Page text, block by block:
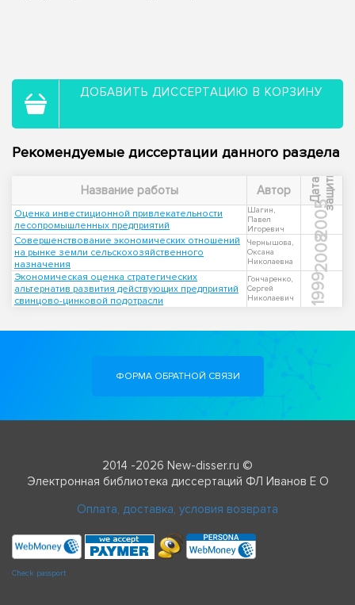
ДОБАВИТЬ ДИССЕРТАЦИЮ В КОРЗИНУ
Рекомендуемые диссертации данного раздела
Название работы Автор Д
а
т
а
з
а
щ
и
ты
Оценка инвестиционной привлекательности
лесопромышленных предприятий
Шагин,
Павел
Игоревич
2005
Совершенствование экономических отношений
на рынке земли сельскохозяйственного
назначения
Чернышова,
Оксана
Николаевна
2008
Экономическая оценка стратегических
альтернатив развития действующих предприятий
свинцово-цинковой подотрасли
Гончаренко,
Сергей
Николаевич
1999
ФОРМА ОБРАТНОЙ СВЯЗИ
2014 -2026 New-disser.ru ©
Электронная библиотека диссертаций ФЛ Иванов Е О
Оплата, доставка, условия возврата
Check passport